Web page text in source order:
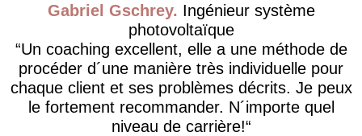
Gabriel Gschrey
Ingénieur système
photovoltaïque
Un coaching excellent, elle a une méthode de
procéder d´une manière très individuelle pour
chaque client et ses problèmes décrits. Je peux
le fortement recommander. N´importe quel
niveau de carrière!